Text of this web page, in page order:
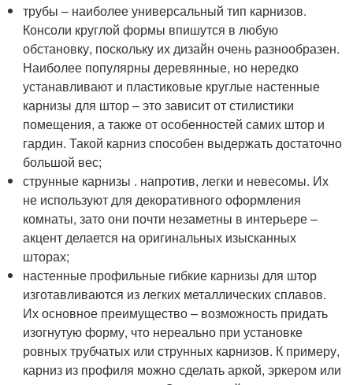
трубы – наиболее универсальный тип карнизов.
Консоли круглой формы впишутся в любую
обстановку, поскольку их дизайн очень разнообразен.
Наиболее популярны деревянные, но нередко
устанавливают и пластиковые круглые настенные
карнизы для штор – это зависит от стилистики
помещения, а также от особенностей самих штор и
гардин. Такой карниз способен выдержать достаточно
большой вес;
струнные карнизы . напротив, легки и невесомы. Их
не используют для декоративного оформления
комнаты, зато они почти незаметны в интерьере –
акцент делается на оригинальных изысканных
шторах;
настенные профильные гибкие карнизы для штор
изготавливаются из легких металлических сплавов.
Их основное преимущество – возможность придать
изогнутую форму, что нереально при установке
ровных трубчатых или струнных карнизов. К примеру,
карниз из профиля можно сделать аркой, эркером или